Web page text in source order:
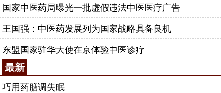
国家中医药局曝光一批虚假违法中医医疗广告
王国强：中医药发展列为国家战略具备良机
东盟国家驻华大使在京体验中医诊疗
最新
巧用药膳调失眠